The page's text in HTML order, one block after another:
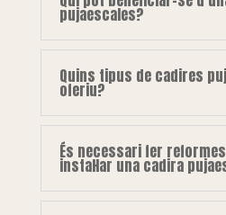
pujaescales?
Quins tipus de cadires
oferiu?
És necessari fer
instal·lar una cadira